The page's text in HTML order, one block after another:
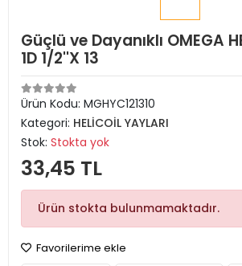
Güçlü ve Dayanıklı OMEGA
1D 1/2''X 13
Ürün Kodu: MGHYC121310
Kategori: HELİCOİL YAYLARI
Stok: Stokta yok
33,45 TL
Ürün stokta bulunmamaktadır.
Favorilerime ekle